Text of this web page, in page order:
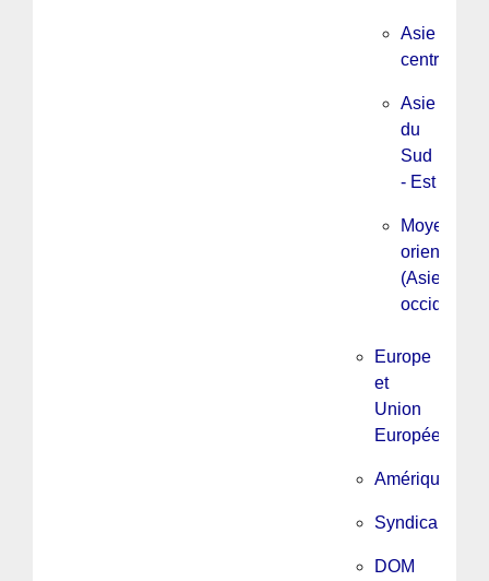
Asie
centrale
Asie
du
Sud
- Est
Moyen
orient
(Asie
Europe
et
Union
Européenne
Amérique
Syndicalisme
DOM